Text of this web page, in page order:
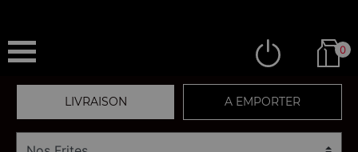
0
LIVRAISON A EMPORTER